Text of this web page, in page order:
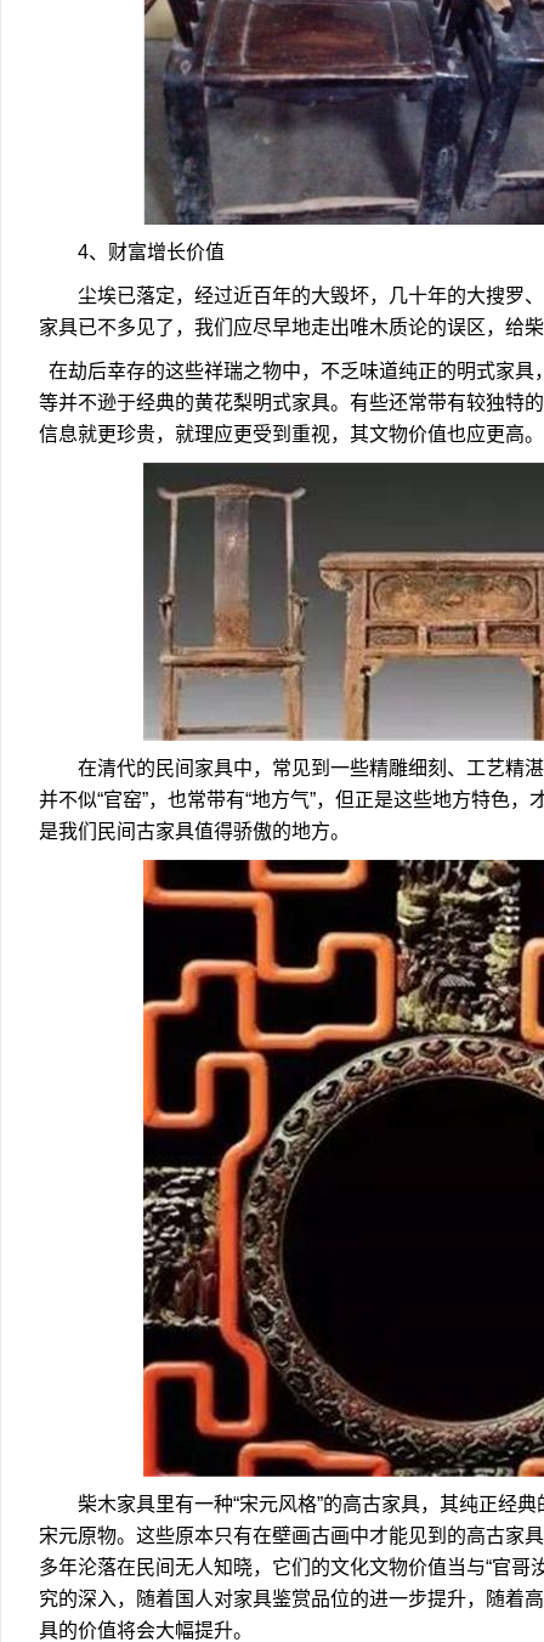
4、财富增长价值
尘埃已落定，经过近百年的大毁坏，几十年的大搜罗、
家具已不多见了，我们应尽早地走出唯木质论的误区，给
在劫后幸存的这些祥瑞之物中，不乏味道纯正的明式家
等并不逊于经典的黄花梨明式家具。有些还常带有较独特
信息就更珍贵，就理应更受到重视，其文物价值也应更高。
在清代的民间家具中，常见到一些精雕细刻、工艺精湛
并不似“官窑”，也常带有“地方气”，但正是这些地方特色
是我们民间古家具值得骄傲的地方。
柴木家具里有一种“宋元风格”的高古家具，其纯正经典
宋元原物。这些原本只有在壁画古画中才能见到的高古家
多年沦落在民间无人知晓，它们的文化文物价值当与“官哥
究的深入，随着国人对家具鉴赏品位的进一步提升，随着
具的价值将会大幅提升。